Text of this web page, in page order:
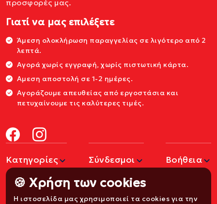
🍪 Χρήση των cookies
Η ιστοσελίδα μας χρησιμοποιεί τα cookies για την
προσφορές μας.
Γιατί να μας επιλέξετε
Άμεση ολοκλήρωση παραγγελίας σε λιγότερο από 2
λεπτά.
Αγορά χωρίς εγγραφή, χωρίς πιστωτική κάρτα.
Αμεση αποστολή σε 1-2 ημέρες.
Αγοράζουμε απευθείας από εργοστάσια και
πετυχαίνουμε τις καλύτερες τιμές.
Κατηγορίες Σύνδεσμοι Βοήθεια